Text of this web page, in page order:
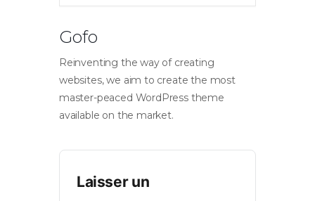
Gofo
Reinventing the way of creating
websites, we aim to create the most
master-peaced WordPress theme
available on the market.
Laisser un